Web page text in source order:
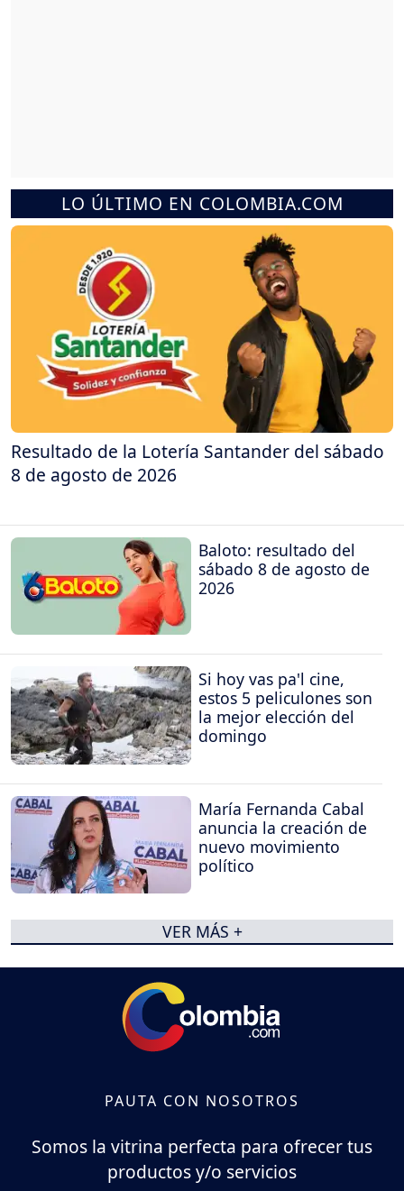
LO ÚLTIMO EN COLOMBIA.COM
Resultado de la Lotería Santander del sábado
8 de agosto de 2026
Baloto: resultado del
sábado 8 de agosto de
2026
Si hoy vas pa'l cine,
estos 5 peliculones son
la mejor elección del
domingo
María Fernanda Cabal
anuncia la creación de
nuevo movimiento
político
VER MÁS +
PAUTA CON NOSOTROS
Somos la vitrina perfecta para ofrecer tus
productos y/o servicios